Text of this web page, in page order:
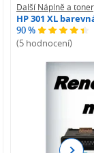
Další Náplně a
HP 301 XL
90 %
(5 hodnocení)